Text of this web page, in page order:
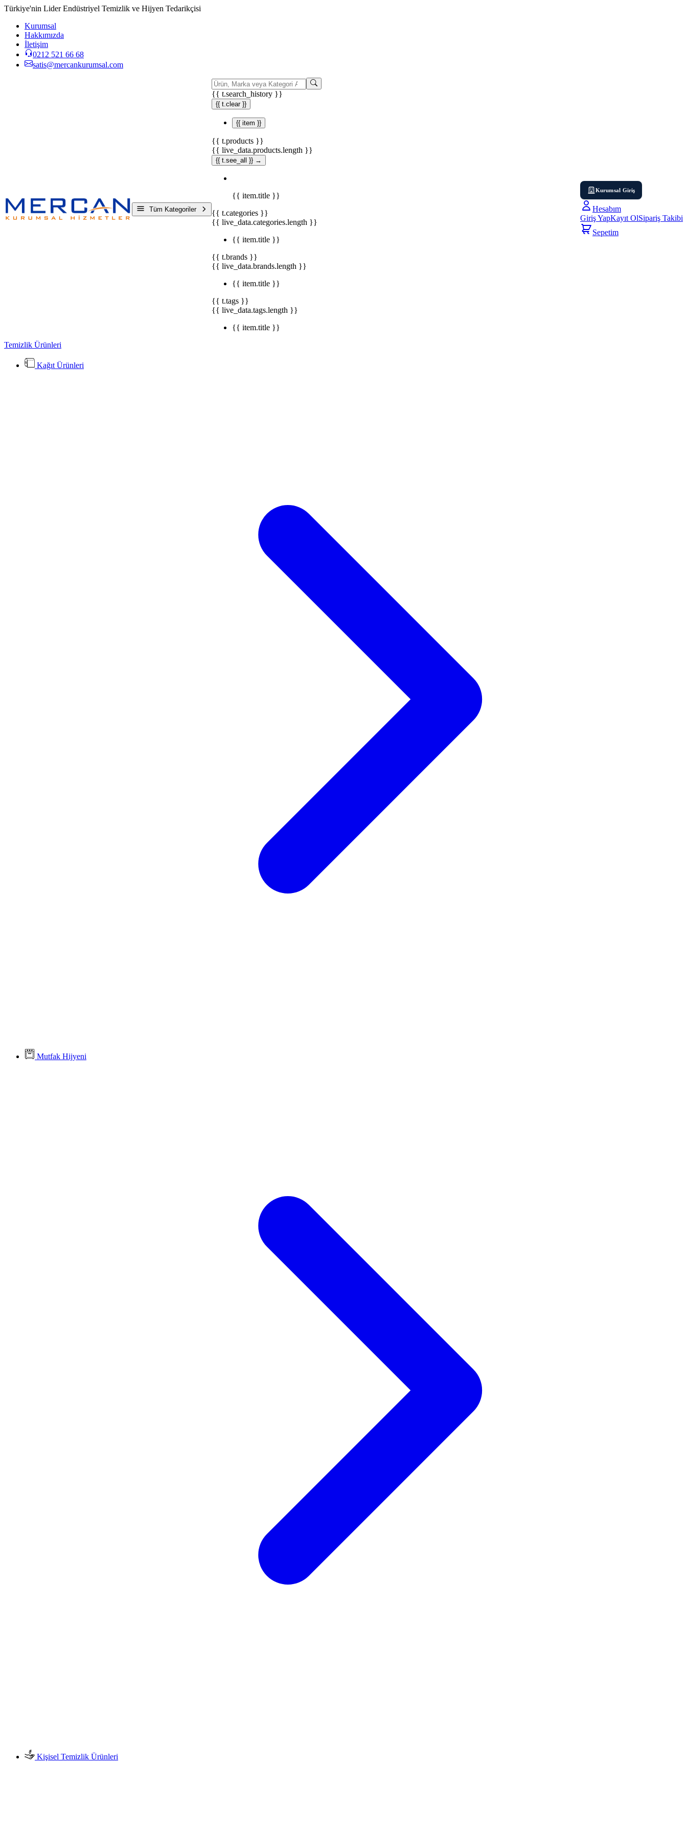
Türkiye'nin Lider Endüstriyel Temizlik ve Hijyen Tedarikçisi
Kurumsal
Hakkımızda
İletişim
0212 521 66 68
satis@mercankurumsal.com
Tüm Kategoriler
{{ t.search_history }}
{{ t.clear }}
{{ item }}
{{ t.products }}
{{ live_data.products.length }}
{{ t.see_all }} →
{{ item.title }}
{{ t.categories }}
{{ live_data.categories.length }}
{{ item.title }}
{{ t.brands }}
{{ live_data.brands.length }}
{{ item.title }}
{{ t.tags }}
{{ live_data.tags.length }}
{{ item.title }}
Kurumsal Giriş
Hesabım
Giriş YapKayıt OlSipariş Takibi
Sepetim
Temizlik Ürünleri
Kağıt Ürünleri
Mutfak Hijyeni
Kişisel Temizlik Ürünleri